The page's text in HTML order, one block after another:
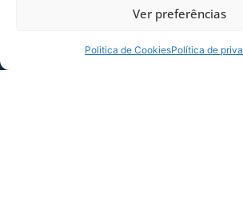
Ver preferências
Politica de CookiesPolítica de